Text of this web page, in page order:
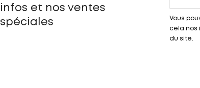
infos et nos ventes
spéciales
Vous
cela nos
du site.